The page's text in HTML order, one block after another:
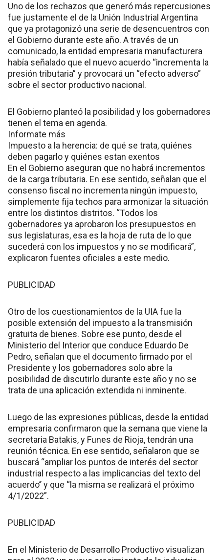
Uno de los rechazos que generó más repercusiones
fue justamente el de la Unión Industrial Argentina
que ya protagonizó una serie de desencuentros con
el Gobierno durante este año. A través de un
comunicado, la entidad empresaria manufacturera
había señalado que el nuevo acuerdo “incrementa la
presión tributaria” y provocará un “efecto adverso”
sobre el sector productivo nacional.
El Gobierno planteó la posibilidad y los gobernadores
tienen el tema en agenda.
Informate más
Impuesto a la herencia: de qué se trata, quiénes
deben pagarlo y quiénes estan exentos
En el Gobierno aseguran que no habrá incrementos
de la carga tributaria. En ese sentido, señalan que el
consenso fiscal no incrementa ningún impuesto,
simplemente fija techos para armonizar la situación
entre los distintos distritos. “Todos los
gobernadores ya aprobaron los presupuestos en
sus legislaturas, esa es la hoja de ruta de lo que
sucederá con los impuestos y no se modificará”,
explicaron fuentes oficiales a este medio.
PUBLICIDAD
Otro de los cuestionamientos de la UIA fue la
posible extensión del impuesto a la transmisión
gratuita de bienes. Sobre ese punto, desde el
Ministerio del Interior que conduce Eduardo De
Pedro, señalan que el documento firmado por el
Presidente y los gobernadores solo abre la
posibilidad de discutirlo durante este año y no se
trata de una aplicación extendida ni inminente.
Luego de las expresiones públicas, desde la entidad
empresaria confirmaron que la semana que viene la
secretaria Batakis, y Funes de Rioja, tendrán una
reunión técnica. En ese sentido, señalaron que se
buscará “ampliar los puntos de interés del sector
industrial respecto a las implicancias del texto del
acuerdo’’ y que “la misma se realizará el próximo
4/1/2022”.
PUBLICIDAD
En el Ministerio de Desarrollo Productivo visualizan